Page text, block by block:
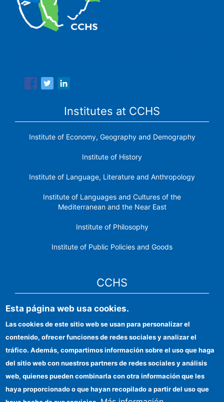
Institutes at CCHS
Institute of Economy, Geography and Demography
Institute of History
Institute of Language, Literature and Anthropology
Institute of Languages ​​and Cultures of the
Mediterranean and the Near East
Institute of Philosophy
Institute of Public Policies and Goods
CCHS
CSIC Electronic Office
Institutional identity
Information for providers
FEDER funds
Funding entities
Esta página web usa cookies.
Las cookies de este sitio web se usan para personalizar el
contenido, ofrecer funciones de redes sociales y analizar el
tráfico. Además, compartimos información sobre el uso que haga
del sitio web con nuestros partners de redes sociales y análisis
web, quienes pueden combinarla con otra información que les
haya proporcionado o que hayan recopilado a partir del uso que